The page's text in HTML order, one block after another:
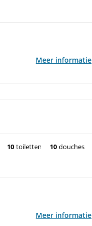
Meer informatie
10 toiletten 10 douches
Meer informatie